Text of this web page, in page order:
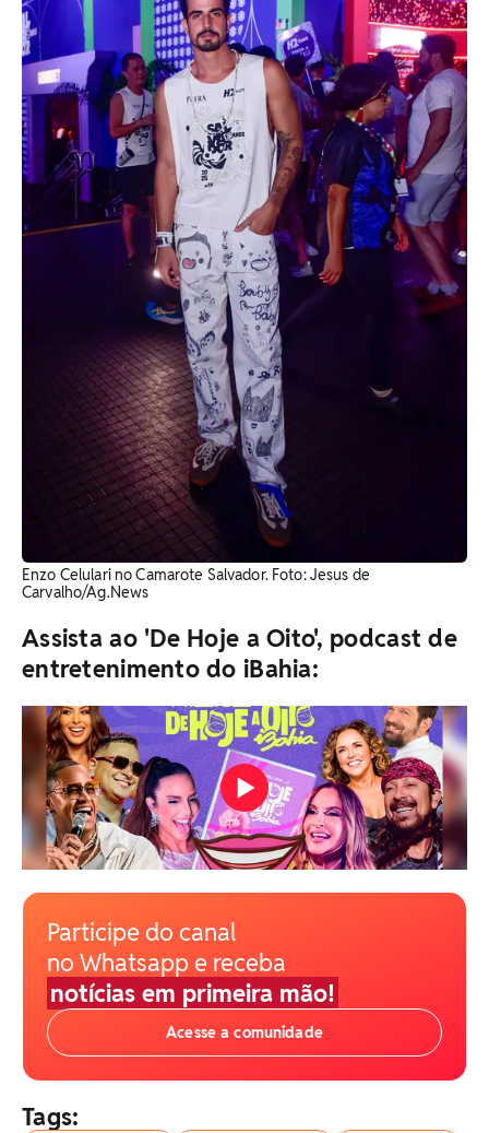
Enzo Celulari no Camarote Salvador. Foto: Jesus de
Carvalho/Ag.News
Assista ao 'De Hoje a Oito', podcast de
entretenimento do iBahia:
Participe do canal
no Whatsapp e receba
notícias em primeira mão!
Acesse a comunidade
Tags: